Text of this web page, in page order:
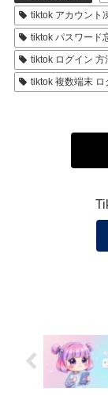
tiktok アカウント
tiktok パスワード
tiktok ログイン 方
tiktok 複数端末 ロ